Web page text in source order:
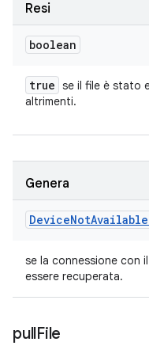
Resi
boolean
true se il file è stato
altrimenti.
Genera
DeviceNotAvailable
se la connessione con
essere recuperata.
pullFile